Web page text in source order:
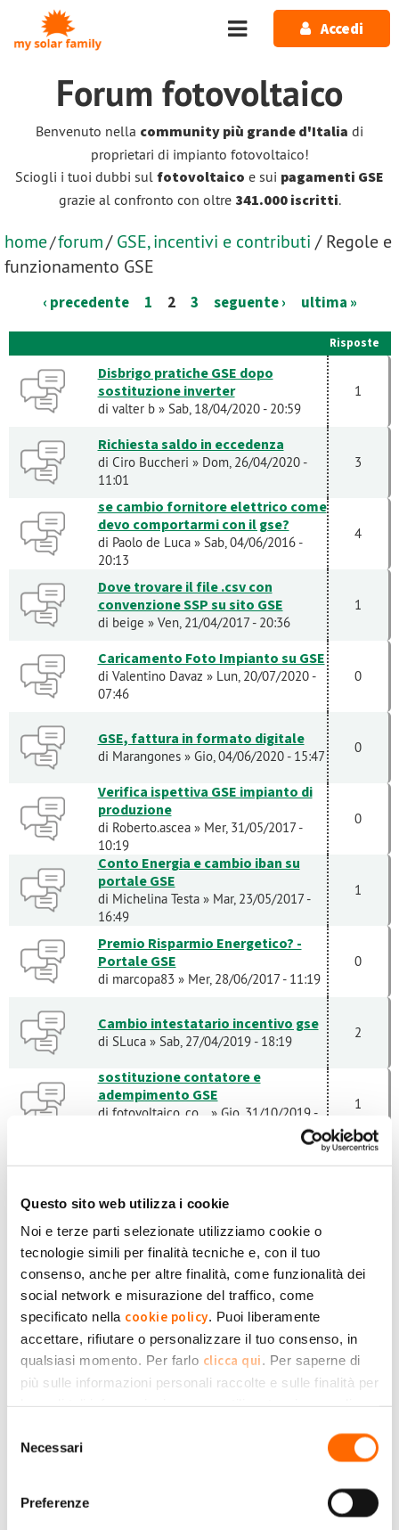
Questo sito web utilizza i cookie
Noi e terze parti selezionate utilizziamo cookie o
tecnologie simili per finalità tecniche e, con il tuo
consenso, anche per altre finalità, come funzionalità dei
social network e misurazione del traffico, come
specificato nella cookie policy. Puoi liberamente
accettare, rifiutare o personalizzare il tuo consenso, in
qualsiasi momento. Per farlo clicca qui. Per saperne di
più sulle informazioni personali raccolte e sulle finalità per
le quali tali informazioni saranno utilizzate, si prega di
delNecessari
Preferenze
Salta al contenuto principale
Accedi
Forum fotovoltaico
Benvenuto nella community più grande d'Italia di
proprietari di impianto fotovoltaico!
Sciogli i tuoi dubbi sul fotovoltaico e sui pagamenti GSE
grazie al confronto con oltre 341.000 iscritti.
home/forum/ GSE, incentivi e contributi / Regole e
funzionamento GSE
‹ precedente 1 2 3 seguente › ultima »
Risposte
Disbrigo pratiche GSE dopo
sostituzione inverter
di valter b» Sab, 18/04/2020 - 20:59
1
Richiesta saldo in eccedenza
di Ciro Buccheri » Dom, 26/04/2020 -
11:01
3
se cambio fornitore elettrico come
devo comportarmi con il gse?
di Paolo de Luca» Sab, 04/06/2016 -
20:13
4
Dove trovare il file .csv con
convenzione SSP su sito GSE
di beige » Ven, 21/04/2017 - 20:36
1
Caricamento Foto Impianto su GSE
di Valentino Davaz » Lun, 20/07/2020 -
07:46
0
GSE, fattura in formato digitale
di Marangones» Gio, 04/06/2020 - 15:47
0
Verifica ispettiva GSE impianto di
produzione
di Roberto.ascea» Mer, 31/05/2017 -
10:19
0
Conto Energia e cambio iban su
portale GSE
di Michelina Testa» Mar, 23/05/2017 -
16:49
1
Premio Risparmio Energetico? -
Portale GSE
di marcopa83 » Mer, 28/06/2017 - 11:19
0
Cambio intestatario incentivo gse
di SLuca» Sab, 27/04/2019 - 18:19
2
sostituzione contatore e
adempimento GSE
di fotovoltaico_co...
» Gio, 31/10/2019 -
1
adempimenti verso GSE
14:51
Cessione totale dell'energia e
contatori
manueljusty » Mer, 29/01/2020 - 17:01
Sostituzione contatore e
comunicazione al GSE
diGraziano» Sab, 14/03/2020 - 20:51
Calcolo incentivo impianto FV 1
2